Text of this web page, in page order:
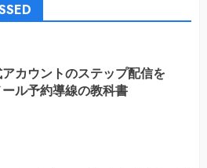
アカウントのステップ配信を
ル予約導線の教科書